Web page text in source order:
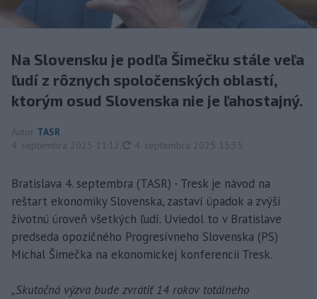
Na Slovensku je podľa Šimečku stále veľa
ľudí z rôznych spoločenských oblastí,
ktorým osud Slovenska nie je ľahostajný.
Autor TASR
4. septembra 2025 11:12
aktualizované
4. septembra 2025 15:35
Bratislava 4. septembra (TASR) - Tresk je návod na
reštart ekonomiky Slovenska, zastaví úpadok a zvýši
životnú úroveň všetkých ľudí. Uviedol to v Bratislave
predseda opozičného Progresívneho Slovenska (PS)
Michal Šimečka na ekonomickej konferencii Tresk.
„Skutočná výzva bude zvrátiť 14 rokov totálneho